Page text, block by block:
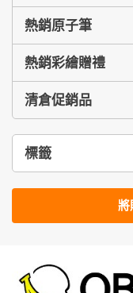
熱銷原子筆
熱銷彩繪贈禮
清倉促銷品
標籤
將